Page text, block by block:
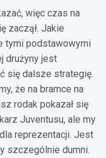
więc czas na
zaczął. Jakie
tymi podstawowymi
drużyny jest
się dalsze strategię.
że na bramce na
rodak pokazał się
Juventusu, ale my
reprezentacji. Jest
szczególnie dumni.